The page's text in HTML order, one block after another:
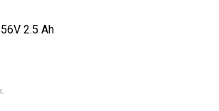
2.5 Ah